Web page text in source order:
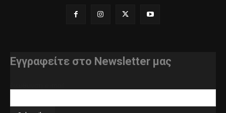
Εγγραφείτε στο Newsletter μας